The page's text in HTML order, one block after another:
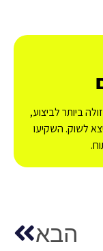
ביותר לביצוע,
לשוק. השקיעו
הבא